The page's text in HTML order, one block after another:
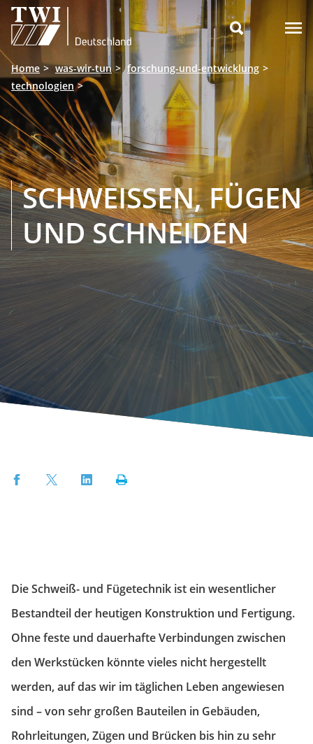

Home was-wir-tun
forschung-und-entwicklung
technologien
SCHWEISSEN, FÜGEN U
ND SCHNEIDEN
FacebookTwitterLinkedInPrint
Die Schweiß- und Fügetechnik ist ein wesentlicher
Bestandteil der heutigen Konstruktion und Fertigung.
Ohne feste und dauerhafte Verbindungen zwischen
den Werkstücken könnte vieles nicht hergestellt
werden, auf das wir im täglichen Leben angewiesen
sind – von sehr großen Bauteilen in Gebäuden,
Rohrleitungen, Zügen und Brücken bis hin zu sehr